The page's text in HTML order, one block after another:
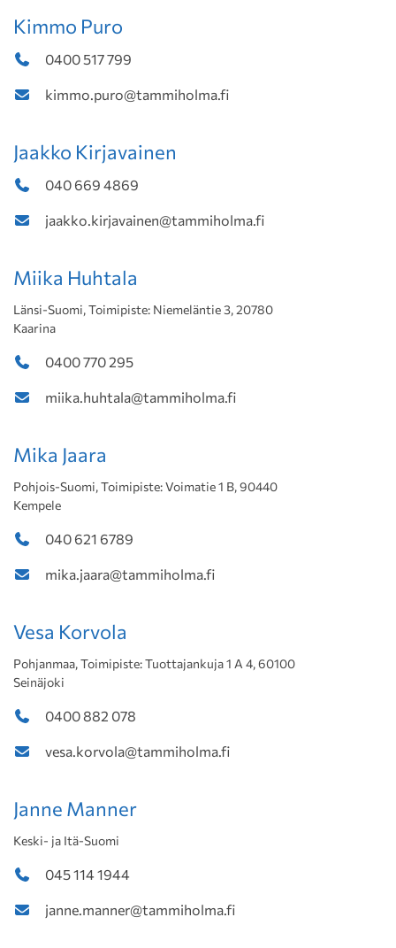
Kimmo Puro
0400 517 799
kimmo.puro@tammiholma.fi
Jaakko Kirjavainen
040 669 4869
jaakko.kirjavainen@tammiholma.fi
Miika Huhtala
Länsi-Suomi, Toimipiste: Niemeläntie 3, 20780
Kaarina
0400 770 295
miika.huhtala@tammiholma.fi
Mika Jaara
Pohjois-Suomi, Toimipiste: Voimatie 1 B, 90440
Kempele
040 621 6789
mika.jaara@tammiholma.fi
Vesa Korvola
Pohjanmaa, Toimipiste: Tuottajankuja 1 A 4, 60100
Seinäjoki
0400 882 078
vesa.korvola@tammiholma.fi
Janne Manner
Keski- ja Itä-Suomi
045 114 1944
janne.manner@tammiholma.fi